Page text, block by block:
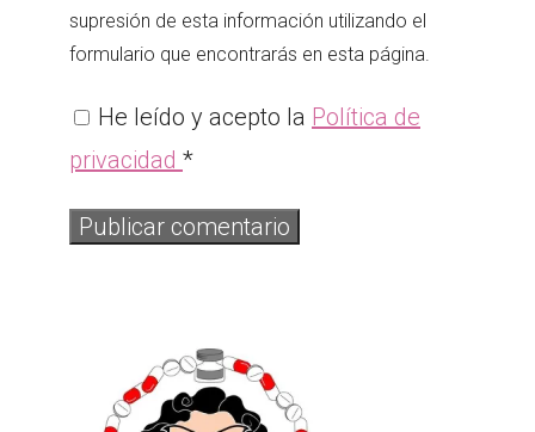
supresión de esta información utilizando el
formulario que encontrarás en esta página.
He leído y acepto la Política de
privacidad *